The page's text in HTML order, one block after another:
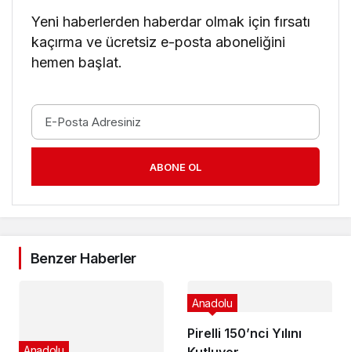
Yeni haberlerden haberdar olmak için fırsatı
kaçırma ve ücretsiz e-posta aboneliğini
hemen başlat.
ABONE OL
Benzer Haberler
Pirelli 150’nci Yılını
Anadolu